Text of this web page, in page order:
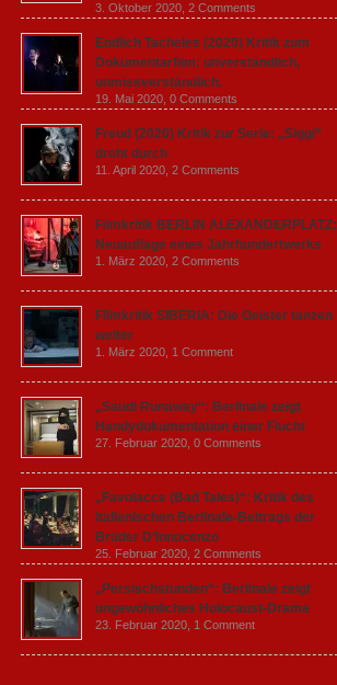
3. Oktober 2020, 2 Comments
Endlich Tacheles (2020) Kritik zum
Dokumentarfilm: unverständlich,
unmissverständlich.
19. Mai 2020, 0 Comments
Freud (2020) Kritik zur Serie: „Siggi“
dreht durch
11. April 2020, 2 Comments
Filmkritik BERLIN ALEXANDERPLATZ:
Neuauflage eines Jahrhundertwerks
1. März 2020, 2 Comments
Filmkritik SIBERIA: Die Geister tanzen
weiter
1. März 2020, 1 Comment
„Saudi Runaway“: Berlinale zeigt
Handydokumentation einer Flucht
27. Februar 2020, 0 Comments
„Favolacce (Bad Tales)“: Kritik des
italienischen Berlinale-Beitrags der
Brüder D’Innocenzo
25. Februar 2020, 2 Comments
„Persischstunden“: Berlinale zeigt
ungewöhnliches Holocaust-Drama
23. Februar 2020, 1 Comment